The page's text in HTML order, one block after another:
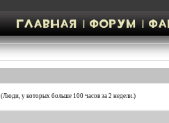
(Люди, у которых больше 100 часов за 2 недели.)